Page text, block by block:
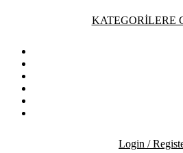
KATEGORİLERE
Login /